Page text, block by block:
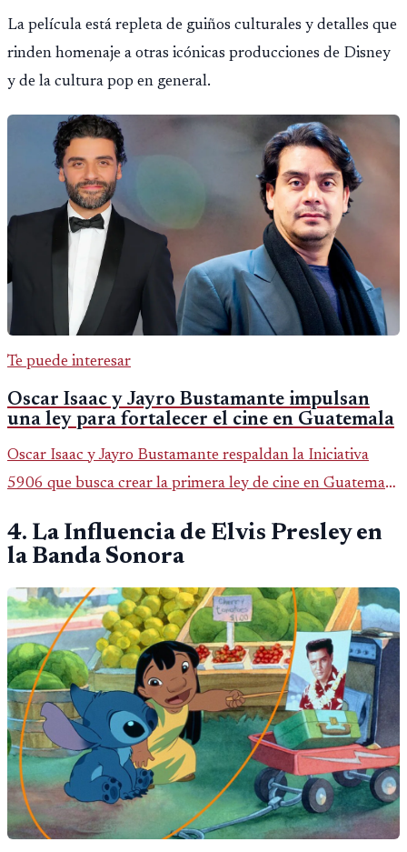
La película está repleta de guiños culturales y detalles que
rinden homenaje a otras icónicas producciones de Disney
y de la cultura pop en general.
Te puede interesar
Oscar Isaac y Jayro Bustamante impulsan
una ley para fortalecer el cine en Guatemala
Oscar Isaac y Jayro Bustamante respaldan la Iniciativa
5906 que busca crear la primera ley de cine en Guatemala
4. La Influencia de Elvis Presley en
la Banda Sonora